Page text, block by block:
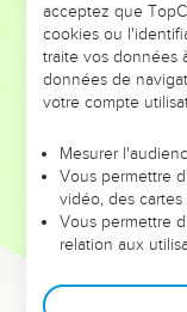
ET SI LEURS
leur foi ou leur
et les saisons
Dans cette
clés pour avancer
acceptez que
cookies ou
traite vos données
données de
votre compte
Mesurer
Vous permettre
vidéo, des
Vous permettre
relation aux